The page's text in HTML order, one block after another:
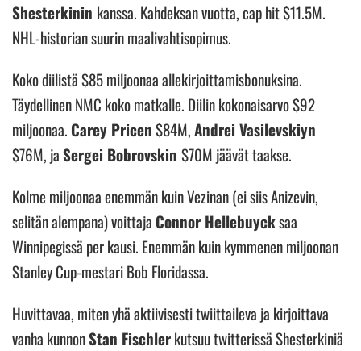
Shesterkinin kanssa. Kahdeksan vuotta, cap hit $11.5M.
NHL-historian suurin maalivahtisopimus.
Koko diilistä $85 miljoonaa allekirjoittamisbonuksina.
Täydellinen NMC koko matkalle. Diilin kokonaisarvo $92
miljoonaa. Carey Pricen$84M,Andrei Vasilevskiyn
$76M, jaSergei Bobrovskin $70M jäävät taakse.
Kolme miljoonaa enemmän kuin Vezinan (ei siis Anizevin,
selitän alempana) voittaja Connor Hellebuycksaa
Winnipegissä per kausi. Enemmän kuin kymmenen miljoonan
Stanley Cup-mestari Bob Floridassa.
Huvittavaa, miten yhä aktiivisesti twiittaileva ja kirjoittava
vanha kunnonStan Fischlerkutsuu twitterissä Shesterkiniä